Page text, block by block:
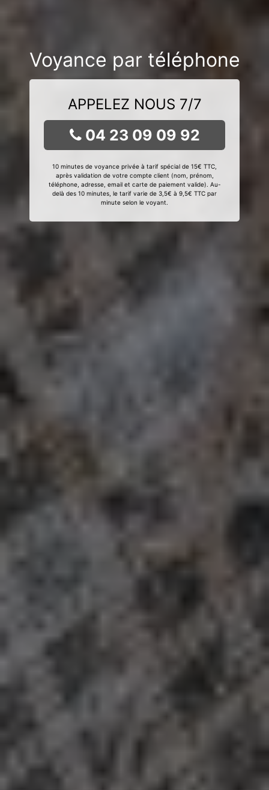
Voyance par téléphone
APPELEZ NOUS 7/7
04 23 09 09 92
10 minutes de voyance privée à tarif spécial de 15€ TTC,
après validation de votre compte client (nom, prénom,
téléphone, adresse, email et carte de paiement valide). Au-
delà des 10 minutes, le tarif varie de 3,5€ à 9,5€ TTC par
minute selon le voyant.